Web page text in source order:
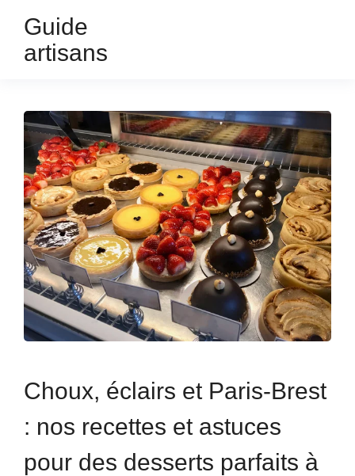
Guide
artisans
Choux, éclairs et Paris-Brest
: nos recettes et astuces
pour des desserts parfaits à